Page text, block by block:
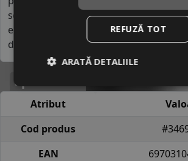
segmentului, transformându-se într-o
economică pe termen lung pentru
distanțe anuale considerabile.
Specificatii
Atribut
Cod produs
EAN
REFUZĂ TOT
ARATĂ DETALIILE